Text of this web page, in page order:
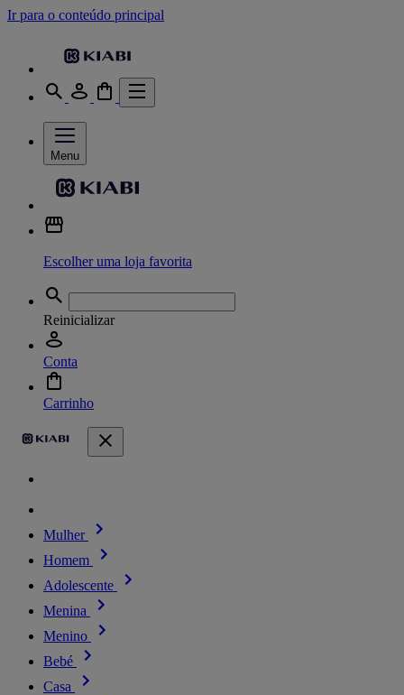
Ir para o conteúdo principal
Menu
Escolher uma loja favorita
Reinicializar
Conta
Carrinho
Mulher
Homem
Adolescente
Menina
Menino
Bebé
Casa